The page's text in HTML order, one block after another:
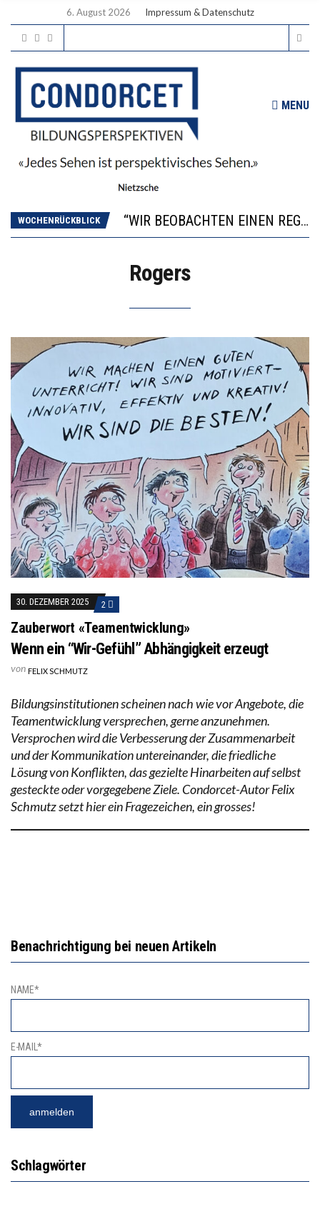
6. August 2026 Impressum & Datenschutz
MENU
WOCHENRÜCKBLICK
“WIR BEOBACHTEN EINEN REGELRECHTEN STURZFLUG BEI DEN LERNLEISTUNGEN”
DIE VERSTÄRKTE HARMONISIERUNG IM SCHULWESEN VERRINGERT DAS INNOVATIONSPOTENZIAL
Rogers
30. DEZEMBER 2025 2
Zauberwort «Teamentwicklung»
Wenn ein “Wir-Gefühl” Abhängigkeit erzeugt
von FELIX SCHMUTZ
Bildungsinstitutionen scheinen nach wie vor Angebote, die
Teamentwicklung versprechen, gerne anzunehmen.
Versprochen wird die Verbesserung der Zusammenarbeit
und der Kommunikation untereinander, die friedliche
Lösung von Konflikten, das gezielte Hinarbeiten auf selbst
gesteckte oder vorgegebene Ziele. Condorcet-Autor Felix
Schmutz setzt hier ein Fragezeichen, ein grosses!
Benachrichtigung bei neuen Artikeln
NAME*
E-MAIL*
Schlagwörter